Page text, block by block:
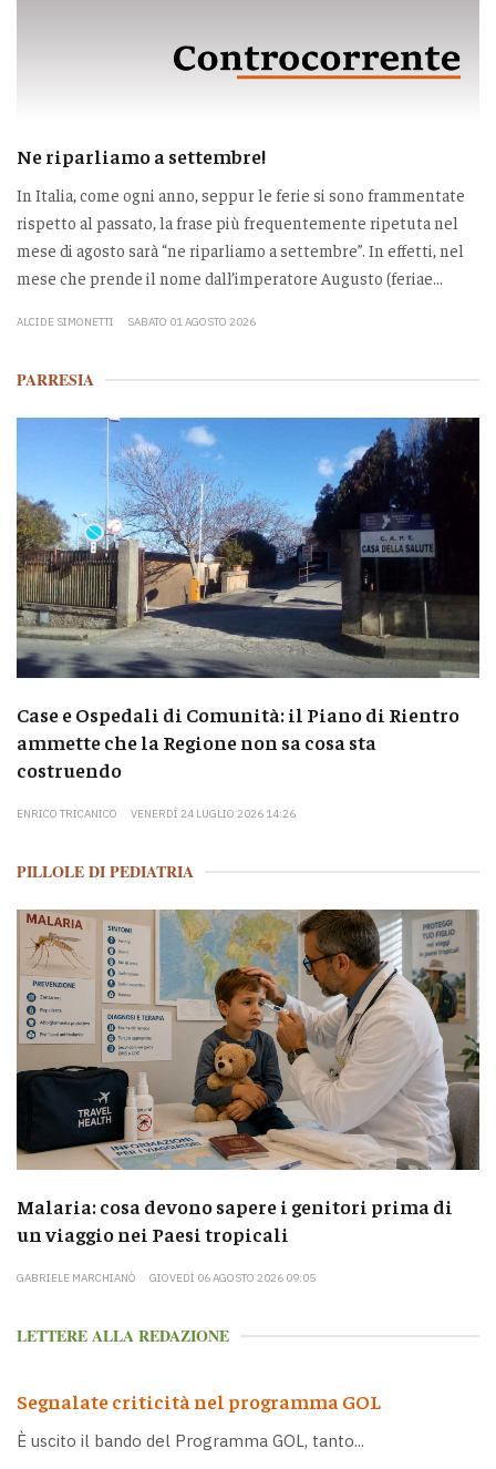
Ne riparliamo a settembre!
In Italia, come ogni anno, seppur le ferie si sono frammentate
rispetto al passato, la frase più frequentemente ripetuta nel
mese di agosto sarà “ne riparliamo a settembre”. In effetti, nel
mese che prende il nome dall’imperatore Augusto (feriae...
ALCIDE SIMONETTI SABATO 01 AGOSTO 2026
PARRESIA
Case e Ospedali di Comunità: il Piano di Rientro
ammette che la Regione non sa cosa sta
costruendo
ENRICO TRICANICO VENERDÌ 24 LUGLIO 2026 14:26
PILLOLE DI PEDIATRIA
Malaria: cosa devono sapere i genitori prima di
un viaggio nei Paesi tropicali
GABRIELE MARCHIANÒ GIOVEDÌ 06 AGOSTO 2026 09:05
LETTERE ALLA REDAZIONE
Segnalate criticità nel programma GOL
È uscito il bando del Programma GOL, tanto...